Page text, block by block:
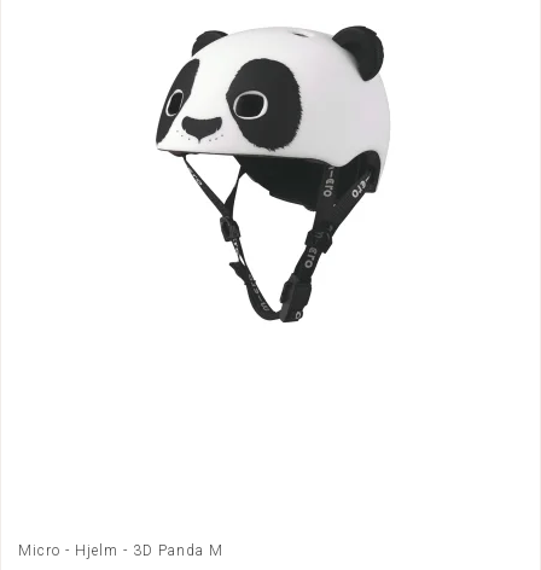
Micro - Hjelm - 3D Panda M